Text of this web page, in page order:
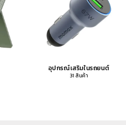
อุปกรณ์เสริมในรถยนต์
31 สินค้า